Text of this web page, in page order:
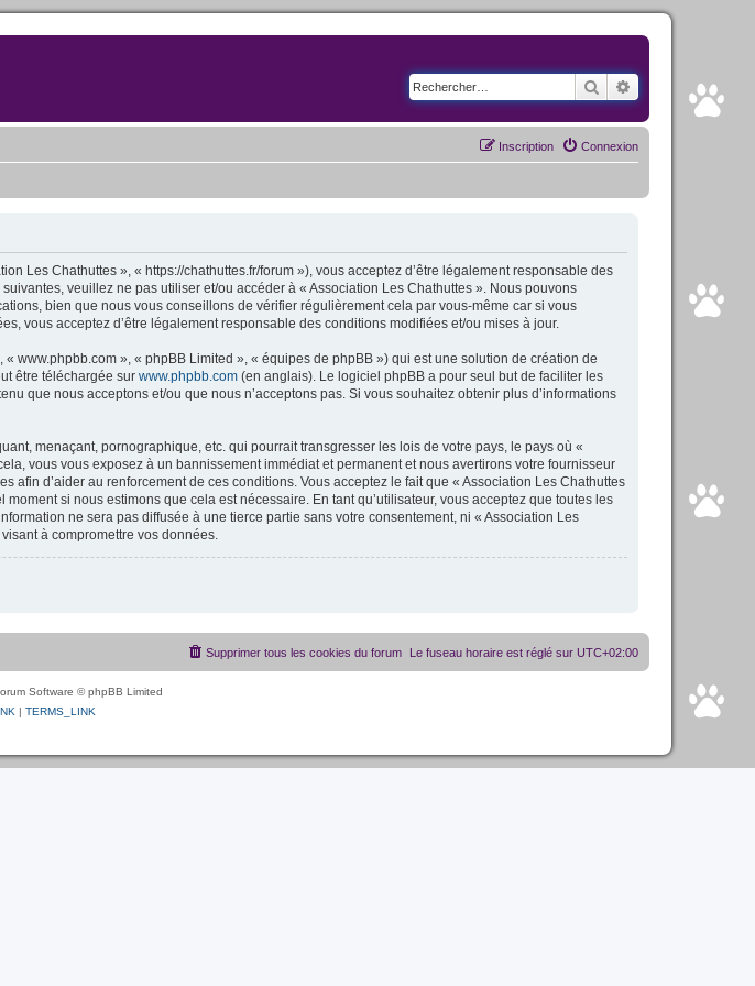
RechercherRecherche
Connexion
Inscription
Les Chathuttes », « https://chathuttes.fr/forum »), vous acceptez d’être légalement responsable des
veuillez ne pas utiliser et/ou accéder à « Association Les Chathuttes ». Nous pouvons
bien que nous vous conseillons de vérifier régulièrement cela par vous-même car si vous
vous acceptez d’être légalement responsable des conditions modifiées et/ou mises à jour.
www.phpbb.com », « phpBB Limited », « équipes de phpBB ») qui est une solution de création de
être téléchargée sur www.phpbb.com (en anglais). Le logiciel phpBB a pour seul but de faciliter les
que nous acceptons et/ou que nous n’acceptons pas. Si vous souhaitez obtenir plus d’informations
menaçant, pornographique, etc. qui pourrait transgresser les lois de votre pays, le pays où «
vous vous exposez à un bannissement immédiat et permanent et nous avertirons votre fournisseur
afin d’aider au renforcement de ces conditions. Vous acceptez le fait que « Association Les Chathuttes
si nous estimons que cela est nécessaire. En tant qu’utilisateur, vous acceptez que toutes les
ne sera pas diffusée à une tierce partie sans votre consentement, ni « Association Les
à compromettre vos données.
Le fuseau horaire est réglé sur UTC+02:00
Supprimer tous les cookies du forum
Software © phpBB Limited
| TERMS_LINK